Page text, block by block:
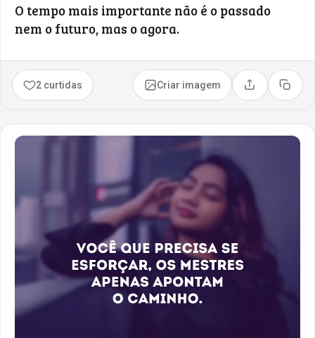
O tempo mais importante não é o passado
nem o futuro, mas o agora.
2 curtidas Criar imagem Compartilhar
Copiar